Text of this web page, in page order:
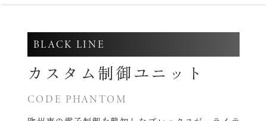
BLACK LINE
カスタム制御ユニット
CODE PHANTOM